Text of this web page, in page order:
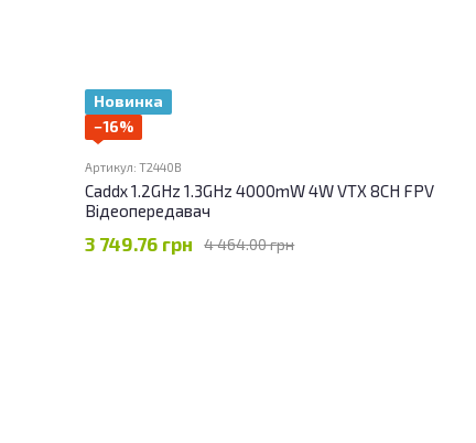
Новинка
−16%
Артикул: T2440B
Caddx 1.2GHz 1.3GHz 4000mW 4W VTX 8CH FPV
Відеопередавач
4 464.00 грн
3 749.76 грн